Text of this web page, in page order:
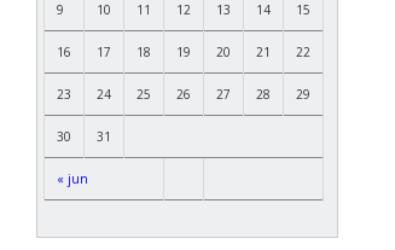
« jun
9 10 11 12 13 14 15
16 17 18 19 20 21 22
23 24 25 26 27 28 29
30 31